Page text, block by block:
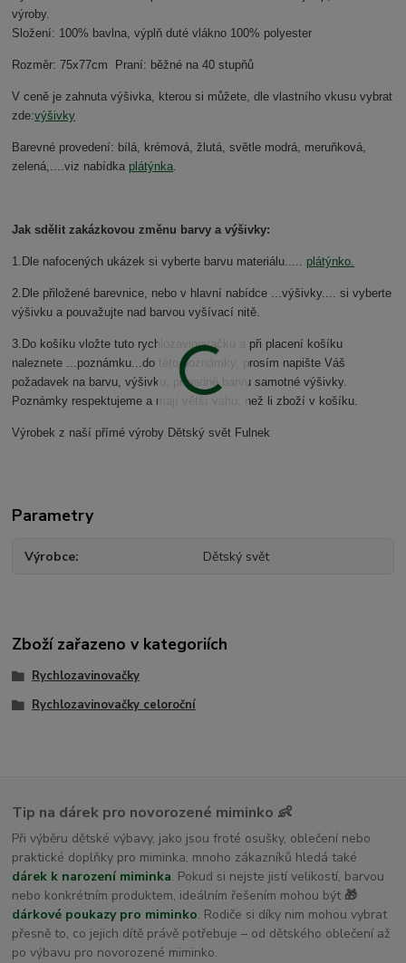
výroby.
Složení: 100% bavlna, výplň duté vlákno 100% polyester
Rozměr: 75x77cm Praní: běžné na 40 stupňů
V ceně je zahnuta výšivka, kterou si můžete, dle vlastního vkusu vybrat
zde:výšivky
Barevné provedení: bílá, krémová, žlutá, světle modrá, meruňková,
zelená,....viz nabídka plátýnka
Jak sdělit zakázkovou změnu barvy a výšivky:
1.Dle nafocených ukázek si vyberte barvu materiálu..... plátýnko.
2.Dle přiložené barevnice, nebo v hlavní nabídce ...výšivky.... si vyberte
výšivku a pouvažujte nad barvou vyšívací nitě.
3.Do košíku vložte tuto rychlozavinovačku a při placení košíku
naleznete ...poznámku...do této poznámky, prosím napište Váš
požadavek na barvu, výšivku, případně barvu samotné výšivky.
Poznámky respektujeme a mají větší váhu, než li zboží v košíku.
Výrobek z naší přímé výroby Dětský svět Fulnek
Parametry
Výrobce Dětský svět
Zboží zařazeno v kategoriích
Rychlozavinovačky
Rychlozavinovačky celoroční
Tip na dárek pro novorozené miminko 👶
Při výběru dětské výbavy, jako jsou froté osušky, oblečení nebo
praktické doplňky pro miminka, mnoho zákazníků hledá také
dárek k narození miminka. Pokud si nejste jistí velikostí, barvou
nebo konkrétním produktem, ideálním řešením mohou být 🎁
dárkové poukazy pro miminko. Rodiče si díky nim mohou vybrat
přesně to, co jejich dítě právě potřebuje – od dětského oblečení až
po výbavu pro novorozené miminko.